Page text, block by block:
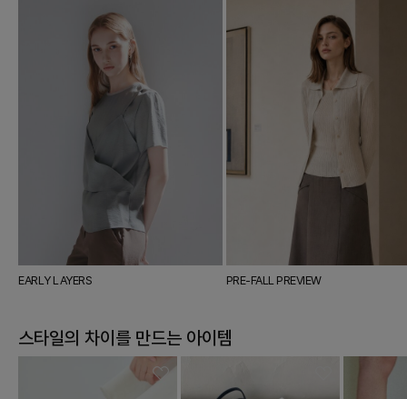
EARLY LAYERS PRE-FALL PREVIEW
스타일의 차이를 만드는 아이템